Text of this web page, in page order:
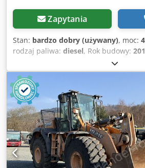
Zapytania
Stan: bardzo dobry (używany), moc:
rodzaj paliwa: diesel, Rok budowy:
, = Dodatkowe opcje i
pomocą dwóch pedałów Dwsdpezrd
zamknięta = Uwagi = CASE 121E,
2012 – 1060 godzin roboczych CASE
ładowarka kołowa, rok produkcji
dobrym stanie i ma zaledwie 1060
Maszyna jest w dobrym stanie
technicznym, jak i wizualnym.
zastosowań i jest gotowa do
Cechy: * Rok produkcji: 2012 * Tylko